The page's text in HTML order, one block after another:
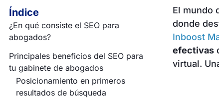
Índice
¿En qué consiste el SEO para
abogados?
Principales beneficios del SEO para
tu gabinete de abogados
Posicionamiento en primeros
resultados de búsqueda
El mundo
donde
Inboost
efectivas
virtual.